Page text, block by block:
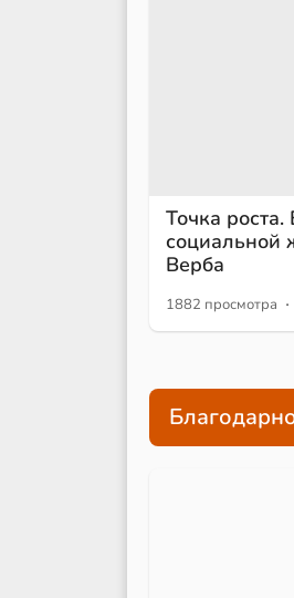
Точка
социальной
Верба
1882 просмотра ·